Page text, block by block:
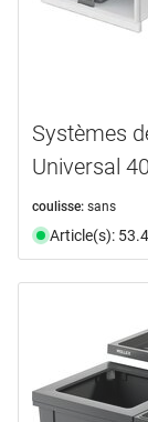
Systèmes
Universal
coulisse: sans
Article(s):